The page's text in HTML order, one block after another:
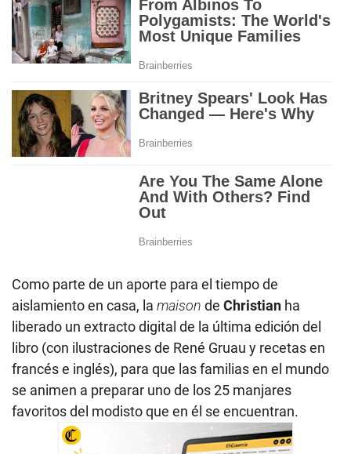
Como parte de un aporte para el tiempo de
aislamiento en casa, la maison de Christian ha
liberado un extracto digital de la última edición del
libro (con ilustraciones de René Gruau y recetas en
francés e inglés), para que las familias en el mundo
se animen a preparar uno de los 25 manjares
favoritos del modisto que en él se encuentran.